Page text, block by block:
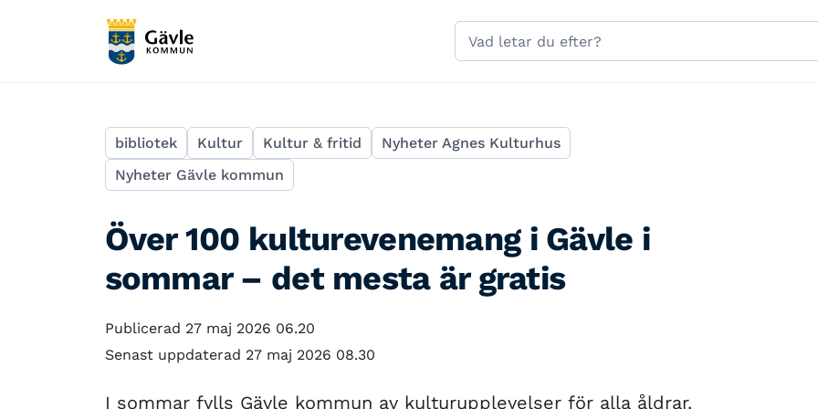
Sök
på
bibliotek Kultur Kultur & fritid
Nyheter Agnes Kulturhus
Nyheter Gävle kommun
Över 100 kulturevenemang i Gävle i
sommar – det mesta är gratis
Publicerad 27 maj 2026 06.20
Senast uppdaterad 27 maj 2026 08.30
I sommar fylls Gävle kommun av kulturupplevelser för alla åldrar.